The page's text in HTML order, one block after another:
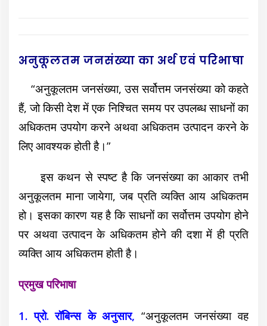
अनुकूलतम जनसंख्या का अर्थ एवं परिभाषा
“अनुकूलतम जनसंख्या, उस सर्वोत्तम जनसंख्या को कहते
हैं, जो किसी देश में एक निश्चित समय पर उपलब्ध साधनों का
अधिकतम उपयोग करने अथवा अधिकतम उत्पादन करने के
लिए आवश्यक होती है।”
इस कथन से स्पष्ट है कि जनसंख्या का आकार तभी
अनुकूलतम माना जायेगा, जब प्रति व्यक्ति आय अधिकतम
हो। इसका कारण यह है कि साधनों का सर्वोत्तम उपयोग होने
पर अथवा उत्पादन के अधिकतम होने की दशा में ही प्रति
व्यक्ति आय अधिकतम होती है।
प्रमुख परिभाषा
1. प्रो. रॉबिन्स के अनुसार, “अनुकूलतम जनसंख्या वह